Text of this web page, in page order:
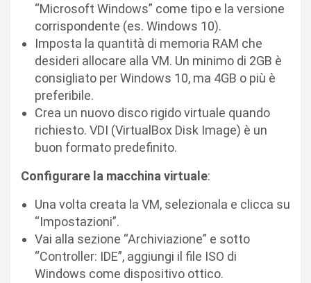
“Microsoft Windows” come tipo e la versione
corrispondente (es. Windows 10).
Imposta la quantità di memoria RAM che
desideri allocare alla VM. Un minimo di 2GB è
consigliato per Windows 10, ma 4GB o più è
preferibile.
Crea un nuovo disco rigido virtuale quando
richiesto. VDI (VirtualBox Disk Image) è un
buon formato predefinito.
Configurare la macchina virtuale:
Una volta creata la VM, selezionala e clicca su
“Impostazioni”.
Vai alla sezione “Archiviazione” e sotto
“Controller: IDE”, aggiungi il file ISO di
Windows come dispositivo ottico.